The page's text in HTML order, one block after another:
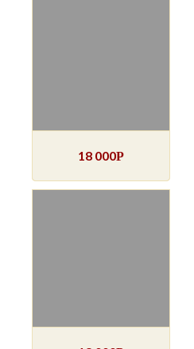
18 000Р